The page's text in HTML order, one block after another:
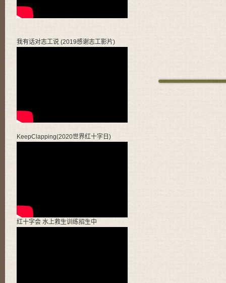
我有话对志工说 (2019感谢志工影片)
KeepClapping(2020世界红十字日)
红十字会 水上救生训练招生中